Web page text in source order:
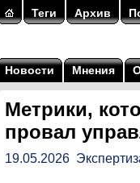
Теги Архив
Новости Мнения
Метрики,
провал
19.05.2026